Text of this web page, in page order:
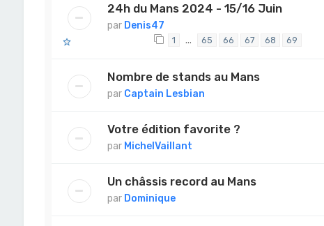
24h du Mans 2024 - 15/16 Juin
par Denis47
1 … 65 66 67 68 69
Nombre de stands au Mans
par Captain Lesbian
Votre édition favorite ?
par MichelVaillant
Un châssis record au Mans
par Dominique